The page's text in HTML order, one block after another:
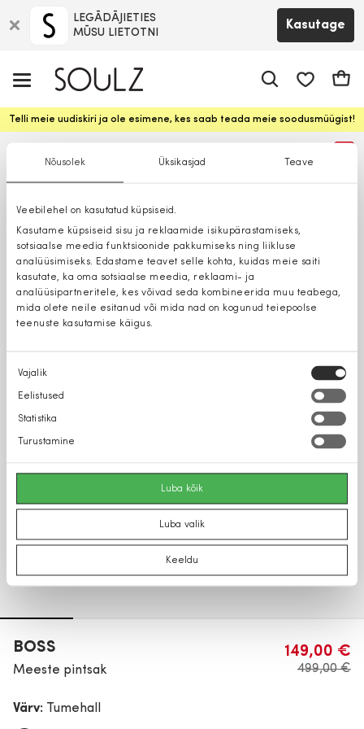
Nõusolek Üksikasjad Teave
Veebilehel on kasutatud küpsiseid.
Kasutame küpsiseid sisu ja reklaamide isikupärastamiseks,
sotsiaalse meedia funktsioonide pakkumiseks ning liikluse
analüüsimiseks. Edastame teavet selle kohta, kuidas meie saiti
kasutate, ka oma sotsiaalse meedia, reklaami- ja
analüüsipartneritele, kes võivad seda kombineerida muu teabega,
mida olete neile esitanud või mida nad on kogunud teiepoolse
teenuste kasutamise käigus.
Nõusoleku
valik
Vajalik
Eelistused
Statistika
Turustamine
Luba kõik
Luba valik
Keeldu
LEGĀDĀJIETIES
MŪSU LIETOTNI
Kasutage
Telli meie uudiskiri ja ole esimene, kes saab teada meie soodusmüügist!
BOSS
Meeste pintsak
149,00 €
499,00 €
Värv: Tumehall